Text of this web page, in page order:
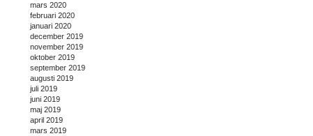
mars 2020
februari 2020
januari 2020
december 2019
november 2019
oktober 2019
september 2019
augusti 2019
juli 2019
juni 2019
maj 2019
april 2019
mars 2019